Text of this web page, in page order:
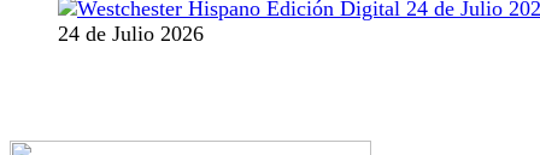
24 de Julio 2026